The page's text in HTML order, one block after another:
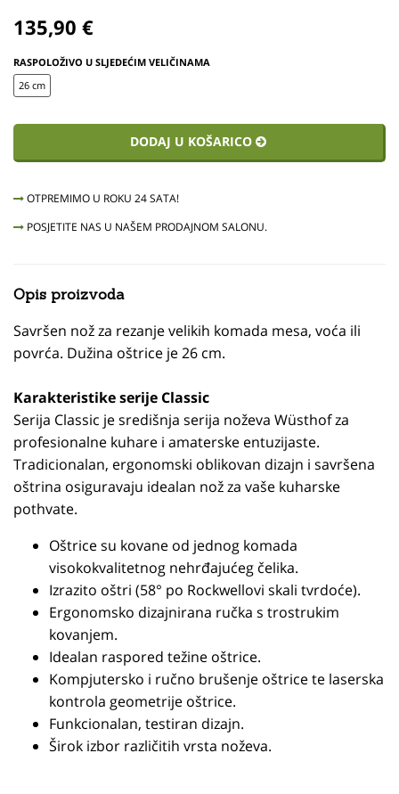
135,90 €
RASPOLOŽIVO U SLJEDEĆIM VELIČINAMA
26 cm
DODAJ U KOŠARICO
OTPREMIMO U ROKU 24 SATA!
POSJETITE NAS U NAŠEM PRODAJNOM SALONU.
Opis proizvoda
Savršen nož za rezanje velikih komada mesa, voća ili
povrća. Dužina oštrice je 26 cm.
Karakteristike serije Classic
Serija Classic je središnja serija noževa Wüsthof za
profesionalne kuhare i amaterske entuzijaste.
Tradicionalan, ergonomski oblikovan dizajn i savršena
oštrina osiguravaju idealan nož za vaše kuharske
pothvate.
Oštrice su kovane od jednog komada
visokokvalitetnog nehrđajućeg čelika.
Izrazito oštri (58° po Rockwellovi skali tvrdoće).
Ergonomsko dizajnirana ručka s trostrukim
kovanjem.
Idealan raspored težine oštrice.
Kompjutersko i ručno brušenje oštrice te laserska
kontrola geometrije oštrice.
Funkcionalan, testiran dizajn.
Širok izbor različitih vrsta noževa.